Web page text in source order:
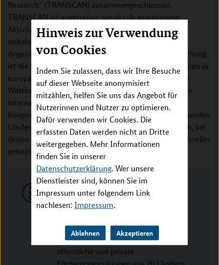
Hinweis zur Verwendung
von Cookies
Indem Sie zulassen, dass wir Ihre Besuche
auf dieser Webseite anonymisiert
mitzählen, helfen Sie uns das Angebot für
Nutzerinnen und Nutzer zu optimieren.
Dafür verwenden wir Cookies. Die
erfassten Daten werden nicht an Dritte
weitergegeben. Mehr Informationen
finden Sie in unserer
Datenschutzerklärung. Wer unsere
Dienstleister sind, können Sie im
Impressum unter folgendem Link
nachlesen: Impressum.
Ablehnen Akzeptieren
Research“ (TRANSCAN) zusammengeschlossen.
TRANSCAN ist angetreten, um durch gemeinsame
Aktivitäten die translationale Forschung in wichtigen
onkologischen Bereichen europaweit zu stärken.
Angesichts der Komplexität von translationaler Forschung
ist die Bündelung von Personal- und Materialressourcen in
europäischen Verbünden sinnvoll und stärkt auch die
Wettbewerbsfähigkeit der europäischen Forschung im
internationalen Vergleich. Von dieser europaweiten
Kooperation profitieren Forschende in allen teilnehmenden
Ländern – zum Wohle der Patientinnen und Patienten, bei
denen Erkenntnisse aus der Grundlagenforschung schneller
ankommen.
Mit Unterstützung durch das
Bundesministerium für Forschung,
kooperieren im ERA-NET TRANSCAN
aktuell 31 regionale und nationale,
öffentliche und private